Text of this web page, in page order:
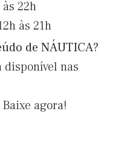
22h
às 21h
de NÁUTICA?
disponível nas
agora!